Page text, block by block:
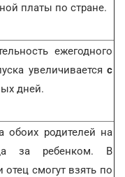
платы по стране.
ежегодного
увеличивается с
дней.
обоих родителей на
за ребенком. В
отец смогут взять по